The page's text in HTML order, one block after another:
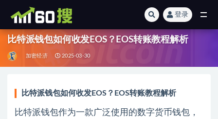
登录
比特派钱包如何收发EOS？EOS转账教程解析
加密经济 2025-03-30
比特派钱包如何收发EOS？EOS转账教程解析
比特派钱包作为一款广泛使用的数字货币钱包，